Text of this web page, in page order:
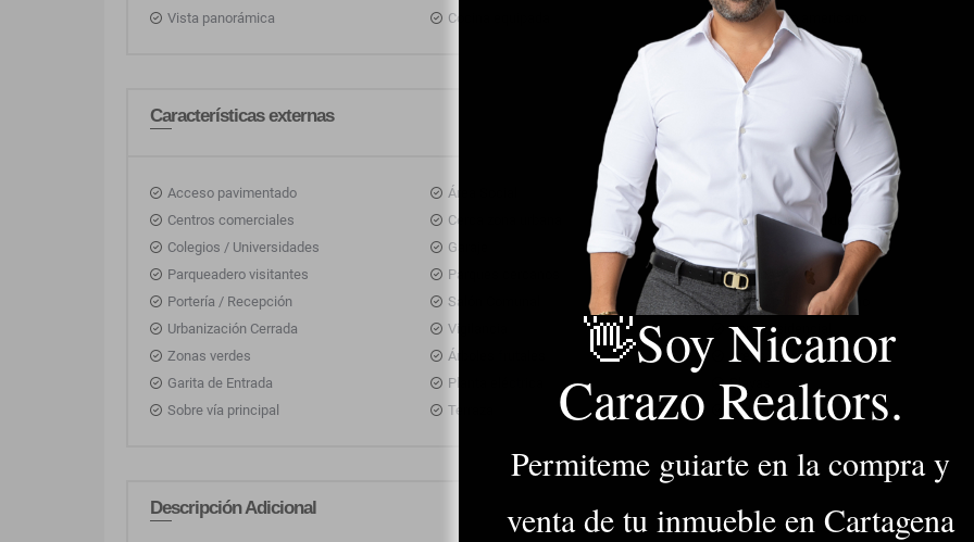
Vista panorámica
Cocina equipada Cocina tipo americano
Características externas
Acceso pavimentado Área Social
Ascensor
Centros comerciales
Cerca zona urbana
Circuito cerrado de TV
Colegios / Universidades
Garaje
Gimnasio
Parqueadero visitantes
Parques cercanos
Piscina
Portería / Recepción
Salón Comunal
Trans. público cercano
Urbanización Cerrada
Vigilancia
Zona residencial
Zonas verdes
Árboles frutales
Áreas Turísticas
Garita de Entrada
Planta eléctrica
Playas
Sobre vía principal
Terraza Vivienda multifamiliar
Descripción Adicional
👋Soy Nicanor
Carazo Realtors.
Permiteme guiarte en la compra y
venta de tu inmueble en Cartagena